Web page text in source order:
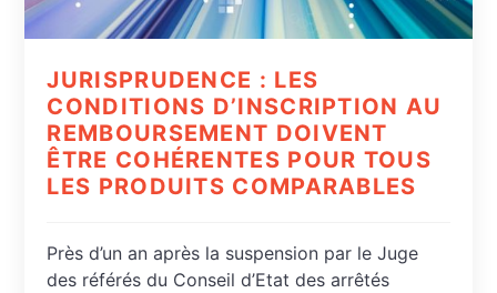
JURISPRUDENCE : LES
CONDITIONS D’INSCRIPTION AU
REMBOURSEMENT DOIVENT
ÊTRE COHÉRENTES POUR TOUS
LES PRODUITS COMPARABLES
Près d’un an après la suspension par le Juge
des référés du Conseil d’Etat des arrêtés